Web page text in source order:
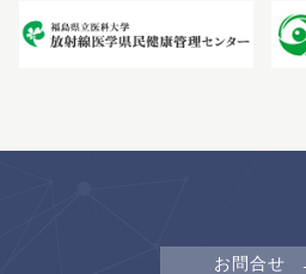
お問合せ